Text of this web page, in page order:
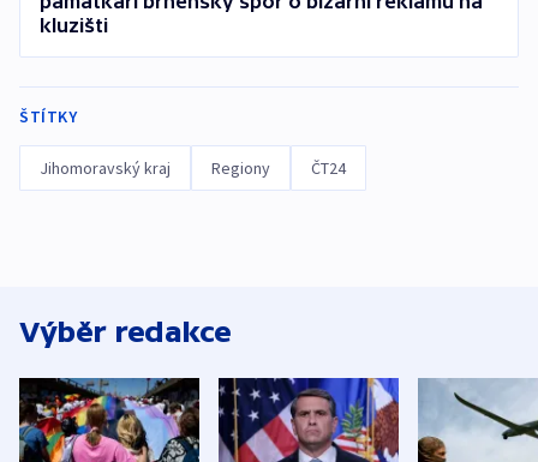
kluzišti
ŠTÍTKY
Jihomoravský kraj Regiony ČT24
Výběr redakce